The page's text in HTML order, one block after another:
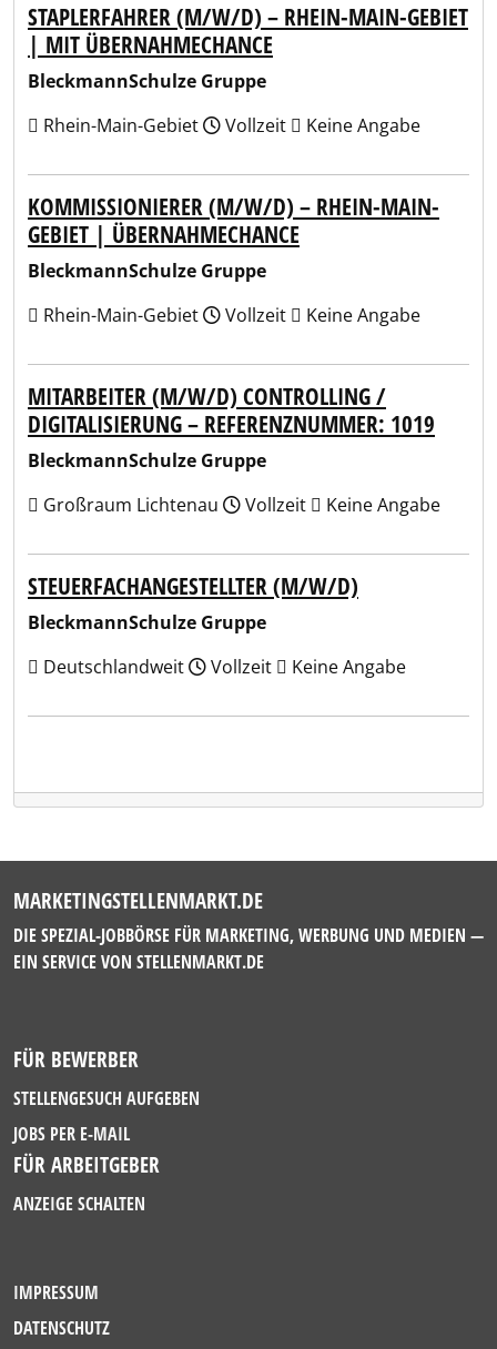
STAPLERFAHRER (M/W/D) – RHEIN-MAIN-GEBIET
| MIT ÜBERNAHMECHANCE
BleckmannSchulze Gruppe
Rhein-Main-Gebiet
Vollzeit Keine Angabe
KOMMISSIONIERER (M/W/D) – RHEIN-MAIN-
GEBIET | ÜBERNAHMECHANCE
BleckmannSchulze Gruppe
Rhein-Main-Gebiet
Vollzeit Keine Angabe
MITARBEITER (M/W/D) CONTROLLING /
DIGITALISIERUNG – REFERENZNUMMER: 1019
BleckmannSchulze Gruppe
Großraum Lichtenau
Vollzeit Keine Angabe
STEUERFACHANGESTELLTER (M/W/D)
BleckmannSchulze Gruppe
Deutschlandweit
Vollzeit Keine Angabe
MARKETINGSTELLENMARKT.DE
DIE SPEZIAL-JOBBÖRSE FÜR MARKETING, WERBUNG UND MEDIEN —
EIN SERVICE VON STELLENMARKT.DE
FÜR BEWERBER
STELLENGESUCH AUFGEBEN
JOBS PER E-MAIL
FÜR ARBEITGEBER
ANZEIGE SCHALTEN
IMPRESSUM
DATENSCHUTZ